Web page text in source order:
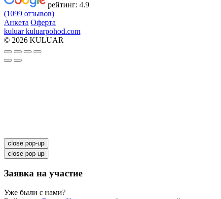
рейтинг: 4.9
(1099 отзывов)
Анкета Оферта
kuluar kuluarpohod.com
© 2026 KULUAR
close pop-up
close pop-up
Заявка на участие
Уже были с нами?